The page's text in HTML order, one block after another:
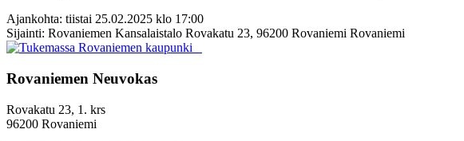
Ajankohta: tiistai 25.02.2025 klo 17:00
Sijainti: Rovaniemen Kansalaistalo Rovakatu 23, 96200 Rovaniemi Rovaniemi
Rovaniemen Neuvokas
Rovakatu 23, 1. krs
96200 Rovaniemi